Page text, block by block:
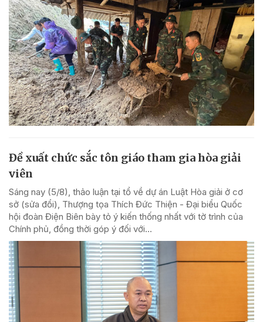
Đề xuất chức sắc tôn giáo tham gia hòa giải
viên
Sáng nay (5/8), thảo luận tại tổ về dự án Luật Hòa giải ở cơ
sở (sửa đổi), Thượng tọa Thích Đức Thiện - Đại biểu Quốc
hội đoàn Điện Biên bày tỏ ý kiến thống nhất với tờ trình của
Chính phủ, đồng thời góp ý đối với...